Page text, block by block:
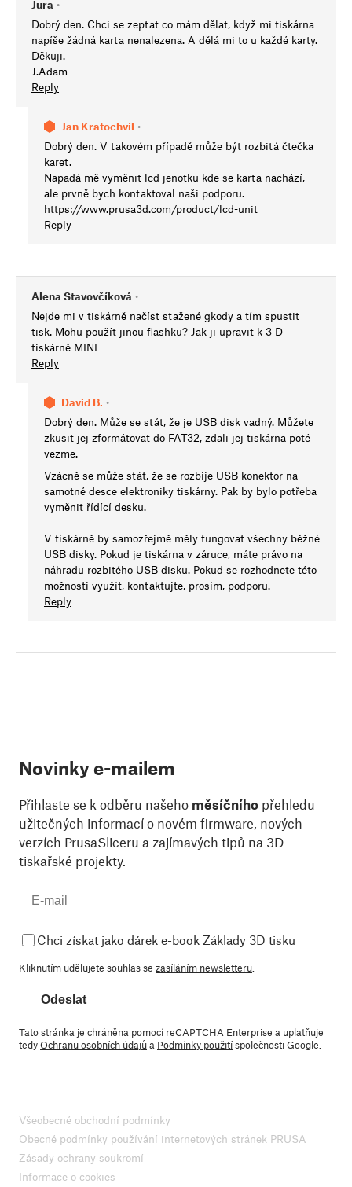
Jura •
Dobrý den. Chci se zeptat co mám dělat, když mi tiskárna
napíše žádná karta nenalezena. A dělá mi to u každé karty.
Děkuji.
J.Adam
Reply
Jan Kratochvíl •
Dobrý den. V takovém případě může být rozbitá čtečka
karet.
Napadá mě vyměnit lcd jenotku kde se karta nachází,
ale prvně bych kontaktoval naši podporu.
https://www.prusa3d.com/product/lcd-unit
Reply
Alena Stavovčíková •
Nejde mi v tiskárně načíst stažené gkody a tím spustit
tisk. Mohu použít jinou flashku? Jak ji upravit k 3 D
tiskárně MINI
Reply
David B. •
Dobrý den. Může se stát, že je USB disk vadný. Můžete
zkusit jej zformátovat do FAT32, zdali jej tiskárna poté
vezme.
Vzácně se může stát, že se rozbije USB konektor na
samotné desce elektroniky tiskárny. Pak by bylo potřeba
vyměnit řídící desku.
V tiskárně by samozřejmě měly fungovat všechny běžné
USB disky. Pokud je tiskárna v záruce, máte právo na
náhradu rozbitého USB disku. Pokud se rozhodnete této
možnosti využít, kontaktujte, prosím, podporu.
Reply
Novinky e-mailem
Přihlaste se k odběru našeho měsíčního přehledu
užitečných informací o novém firmware, nových
verzích PrusaSliceru a zajímavých tipů na 3D
tiskařské projekty.
Chci získat jako dárek e-book Základy 3D tisku
Kliknutím udělujete souhlas se zasíláním newsletteru
Odeslat
Tato stránka je chráněna pomocí reCAPTCHA Enterprise a uplatňuje
tedyOchranu osobních údajůa Podmínky použitíspolečnosti Google.
Všeobecné obchodní podmínky
Obecné podmínky používání internetových stránek PRUSA
Zásady ochrany soukromí
Informace o cookies